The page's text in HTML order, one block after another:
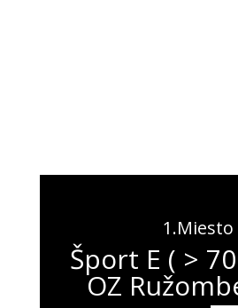
1.Miesto
Šport E ( >
OZ